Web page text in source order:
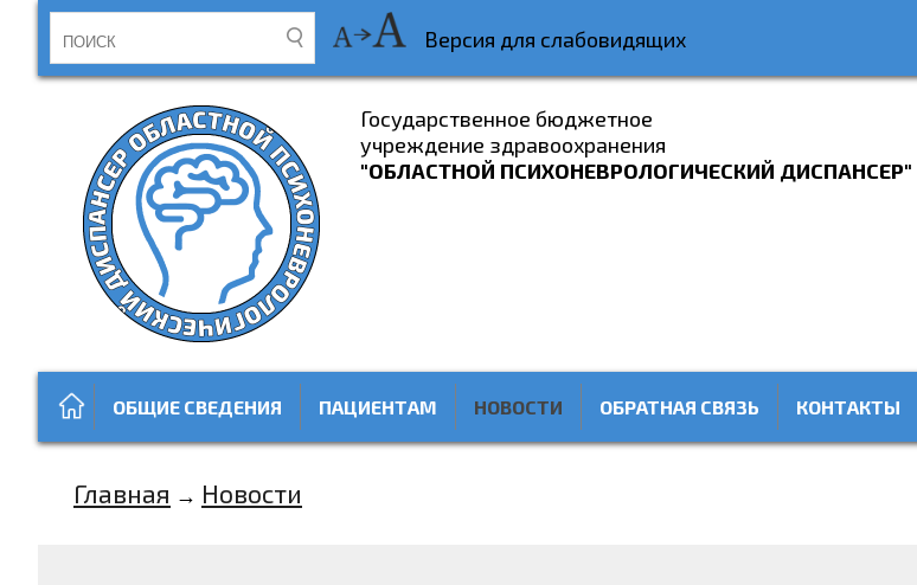
Версия для слабовидящих
Государственное бюджетное
учреждение здравоохранения
"ОБЛАСТНОЙ ПСИХОНЕВРОЛОГИЧЕСКИЙ ДИСПАНСЕР"
ОБЩИЕ СВЕДЕНИЯ ПАЦИЕНТАМ НОВОСТИ ОБРАТНАЯ СВЯЗЬ КОНТАКТЫ
Главная → Новости